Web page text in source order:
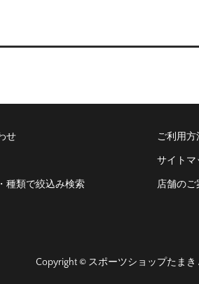
せ ご利用方
サイトマ
種類で絞込み検索 店舗のご
Copyright © スポーツショップたまき